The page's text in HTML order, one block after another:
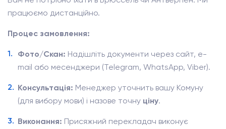
працюємо дистанційно.
Процес замовлення:
Фото/Скан: Надішліть документи через сайт, e-
mail або месенджери (Telegram, WhatsApp, Viber).
Консультація: Менеджер уточнить вашу Комуну
(для вибору мови) і назове точну ціну.
Виконання: Присяжний перекладач виконує